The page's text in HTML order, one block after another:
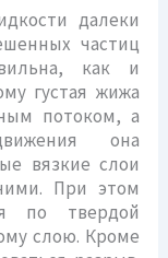
далеки
частиц
как и
густая жижа
потоком, а
она
вязкие слои
При этом
по твердой
слою. Кроме